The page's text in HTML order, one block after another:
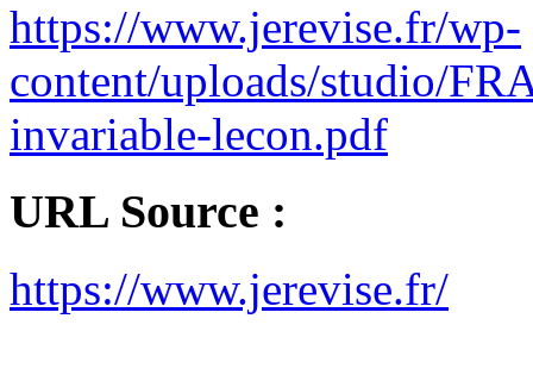
https://www.jerevise.fr/wp-
content/uploads/studio/
invariable-lecon.pdf
URL Source :
https://www.jerevise.fr/